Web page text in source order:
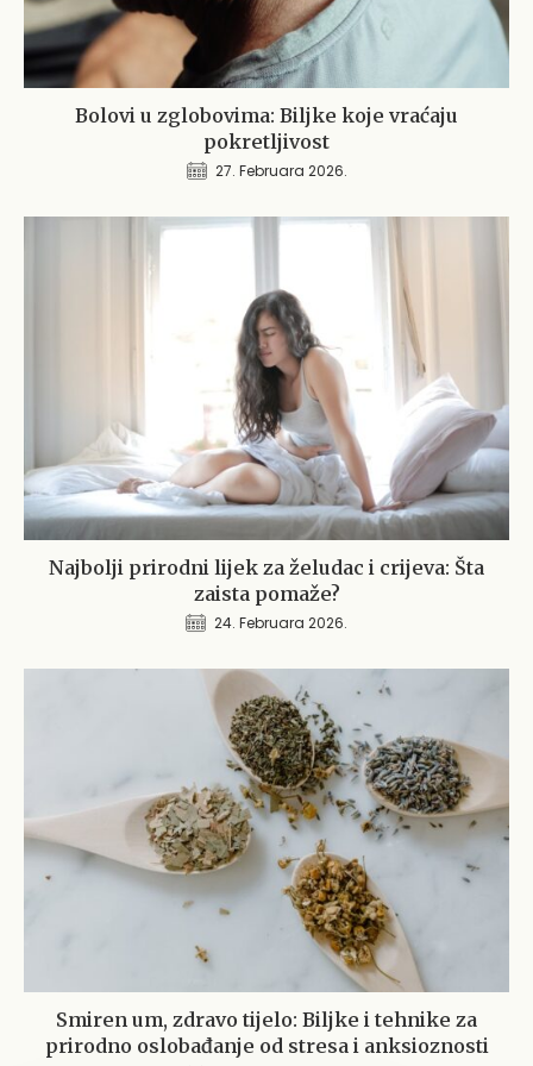
Bolovi u zglobovima: Biljke koje vraćaju
pokretljivost
27. Februara 2026.
Najbolji prirodni lijek za želudac i crijeva: Šta
zaista pomaže?
24. Februara 2026.
Smiren um, zdravo tijelo: Biljke i tehnike za
prirodno oslobađanje od stresa i anksioznosti